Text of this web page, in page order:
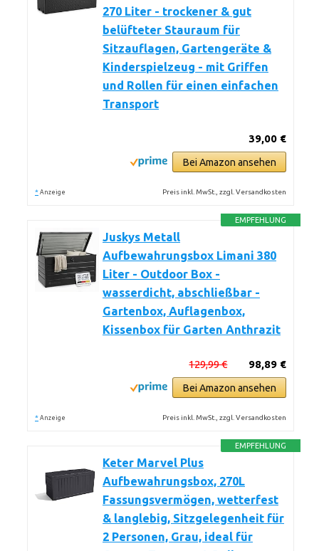
270 Liter - trockener & gut
belüfteter Stauraum für
Sitzauflagen, Gartengeräte &
Kinderspielzeug - mit Griffen
und Rollen für einen einfachen
Transport
39,00 €
Bei Amazon ansehen
* Anzeige Preis inkl. MwSt., zzgl. Versandkosten
EMPFEHLUNG
Juskys Metall
Aufbewahrungsbox Limani 380
Liter - Outdoor Box -
wasserdicht, abschließbar -
Gartenbox, Auflagenbox,
Kissenbox für Garten Anthrazit
98,89 €
129,99 €
Bei Amazon ansehen
* Anzeige Preis inkl. MwSt., zzgl. Versandkosten
EMPFEHLUNG
Keter Marvel Plus
Aufbewahrungsbox, 270L
Fassungsvermögen, wetterfest
& langlebig, Sitzgelegenheit für
2 Personen, Grau, ideal für